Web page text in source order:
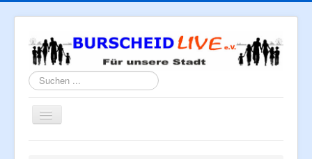
Suchen
...
Navigation